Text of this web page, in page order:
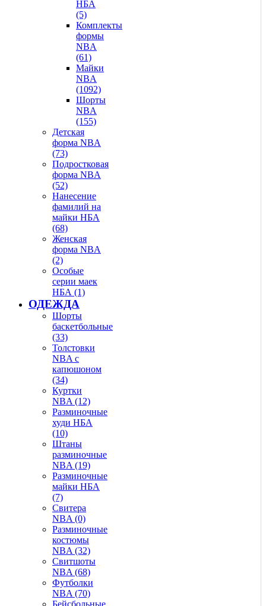
НБА
(5)
Комплекты
формы
NBA
(61)
Майки
NBA
(1092)
Шорты
NBA
(155)
Детская
форма NBA
(73)
Подростковая
форма NBA
(52)
Нанесение
фамилий на
майки НБА
(68)
Женская
форма NBA
(2)
Особые
серии маек
НБА (1)
ОДЕЖДА
Шорты
баскетбольные
(33)
Толстовки
NBA с
капюшоном
(34)
Куртки
NBA (12)
Разминочные
худи НБА
(10)
Штаны
разминочные
NBA (19)
Разминочные
майки НБА
(7)
Свитера
NBA (0)
Разминочные
костюмы
NBA (32)
Свитшоты
NBA (68)
Футболки
NBA (70)
Бейсбольные